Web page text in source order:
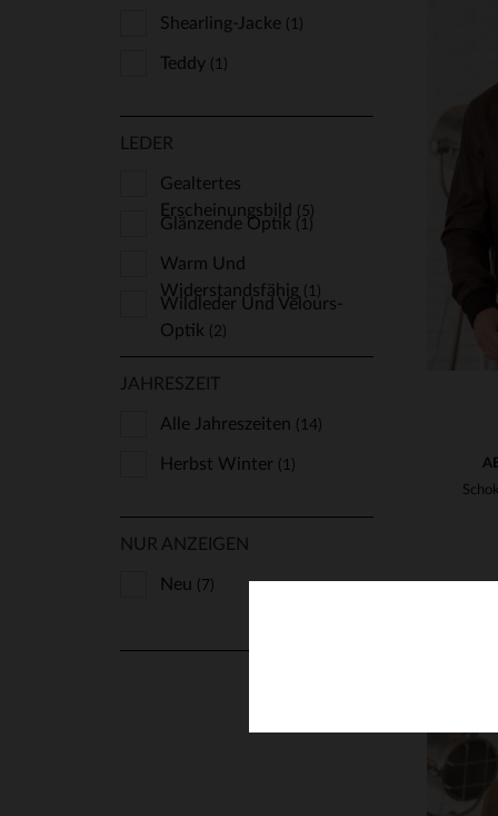
Shearling-Jacke (1)
Teddy (1)
LEDER
Gealtertes
Erscheinungsbild
(5)
Glänzende Optik (1)
Warm Und
Widerstandsfähig
(1)
Wildleder Und Velours-
Optik
(2)
JAHRESZEIT
Alle Jahreszeiten (14)
Herbst Winter (1)
NUR ANZEIGEN
Neu (7)